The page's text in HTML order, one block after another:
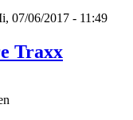
07/06/2017 - 11:49
Traxx